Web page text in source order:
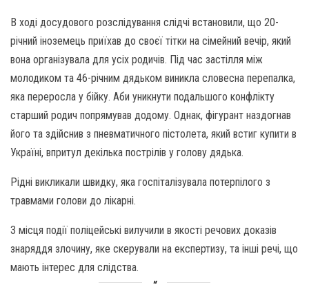
В ході досудового розслідування слідчі встановили, що 20-
річний іноземець приїхав до своєї тітки на сімейний вечір, який
вона організувала для усіх родичів. Під час застілля між
молодиком та 46-річним дядьком виникла словесна перепалка,
яка переросла у бійку. Аби уникнути подальшого конфлікту
старший родич попрямував додому. Однак, фігурант наздогнав
його та здійснив з пневматичного пістолета, який встиг купити в
Україні, впритул декілька пострілів у голову дядька.
Рідні викликали швидку, яка госпіталізувала потерпілого з
травмами голови до лікарні.
З місця події поліцейські вилучили в якості речових доказів
знаряддя злочину, яке скерували на експертизу, та інші речі, що
мають інтерес для слідства.